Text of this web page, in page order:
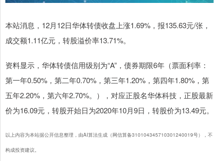
本站消息，12月12日华体转债收盘上涨1.69%，报135.63元/张，
成交额1.11亿元，转股溢价率13.71%。
资料显示，华体转债信用级别为“A”，债券期限6年（票面利率：
第一年0.50%，第二年0.70%，第三年1.20%，第四年1.80%，第
五年2.20%，第六年2.70%。），对应正股名华体科技，正股最新
价为16.09元，转股开始日为2020年10月9日，转股价为13.49元。
以上内容为本站据公开信息整理，由AI算法生成（网信算备310104345710301240019号），不
构成投资建议。